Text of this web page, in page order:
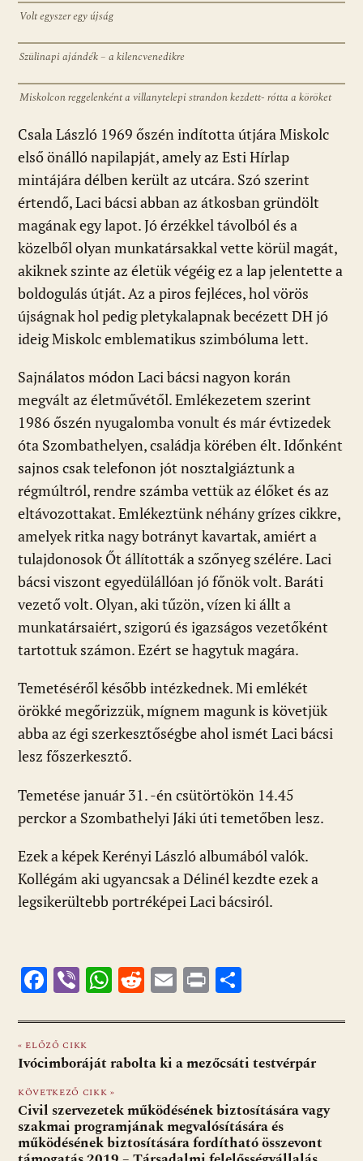
Volt egyszer egy újság
Szülinapi ajándék – a kilencvenedikre
Miskolcon reggelenként a villanytelepi strandon kezdett- rótta a köröket
Csala László 1969 őszén indította útjára Miskolc
első önálló napilapját, amely az Esti Hírlap
mintájára délben került az utcára. Szó szerint
értendő, Laci bácsi abban az átkosban gründölt
magának egy lapot. Jó érzékkel távolból és a
közelből olyan munkatársakkal vette körül magát,
akiknek szinte az életük végéig ez a lap jelentette a
boldogulás útját. Az a piros fejléces, hol vörös
újságnak hol pedig pletykalapnak becézett DH jó
ideig Miskolc emblematikus szimbóluma lett.
Sajnálatos módon Laci bácsi nagyon korán
megvált az életművétől. Emlékezetem szerint
1986 őszén nyugalomba vonult és már évtizedek
óta Szombathelyen, családja körében élt. Időnként
sajnos csak telefonon jót nosztalgiáztunk a
régmúltról, rendre számba vettük az élőket és az
eltávozottakat. Emlékeztünk néhány grízes cikkre,
amelyek ritka nagy botrányt kavartak, amiért a
tulajdonosok Őt állították a szőnyeg szélére. Laci
bácsi viszont egyedülállóan jó főnök volt. Baráti
vezető volt. Olyan, aki tűzön, vízen ki állt a
munkatársaiért, szigorú és igazságos vezetőként
tartottuk számon. Ezért se hagytuk magára.
Temetéséről később intézkednek. Mi emlékét
örökké megőrizzük, mígnem magunk is követjük
abba az égi szerkesztőségbe ahol ismét Laci bácsi
lesz főszerkesztő.
Temetése január 31. -én csütörtökön 14.45
perckor a Szombathelyi Jáki úti temetőben lesz.
Ezek a képek Kerényi László albumából valók.
Kollégám aki ugyancsak a Délinél kezdte ezek a
legsikerültebb portréképei Laci bácsiról.
F
e
b
o
o
k
Vi
er
W
at
s
A
p
p
R
d
di
E
ai
l
Pr
t za
m
g
« ELŐZŐ CIKK
Ivócimboráját rabolta ki a mezőcsáti testvérpár
KÖVETKEZŐ CIKK »
Civil szervezetek működésének biztosítására vagy
szakmai programjának megvalósítására és
működésének biztosítására fordítható összevont